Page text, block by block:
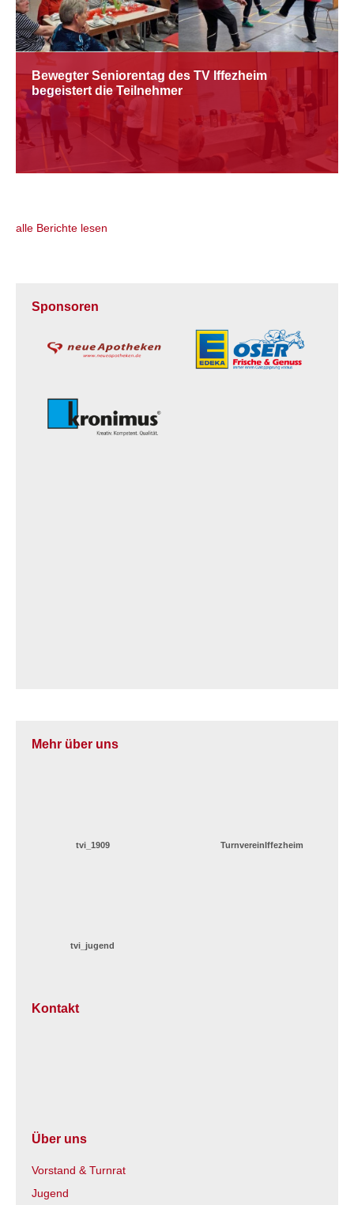
Bewegter Seniorentag des TV Iffezheim
begeistert die Teilnehmer
alle Berichte lesen
Sponsoren
Mehr über uns
tvi_1909 TurnvereinIffezheim
tvi_jugend
Kontakt
Über uns
Vorstand & Turnrat
Jugend